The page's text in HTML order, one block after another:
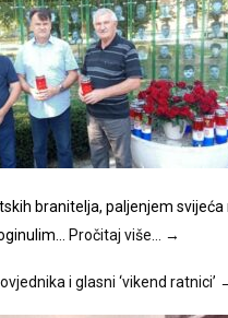
branitelja, paljenjem svijeća
Pročitaj više… →
i glasni ‘vikend ratnici’